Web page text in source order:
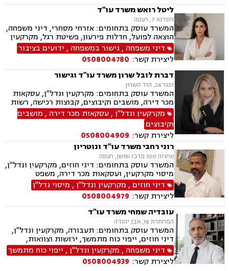
ליטל רואש משרד עו"ד
הסדנא 7, רעננה
המשרד עוסק בתחומים: אזרחי מסחרי, דיני משפחה,
הוצאה לפועל, חדלות פירעון, פשיטת רגל, מקרקעין
ונדל"ן, ייפוי כוח מתמשך, צבא ומשרד הביטחון,
ביטוח לאומי.
דיני משפחה ,גישור במשפחה , ידועים בציבור
ליצירת קשר: 0508004780
דברת לובל שרון משרד עו"ד וגישור
הנגר 24, הוד השרון
המשרד עוסק בתחומים: מקרקעין ונדל"ן, עסקאות
מכר דירה, מושבים וקיבוצים, קבוצות רכישה, רשות
מקרקעי ישראל, בתים משותפים, מיסוי נדלן, ייפוי
כוח מתמשך, ירושות וצוואות, גישור, הסכמי ממון,
העברה בין דורית.
מקרקעין ונדל"ן,עסקאות מכר דירה , מושבים
וקיבוצים
ליצירת קשר: 0508004909
רוני רחבי משרד עו"ד ונוטריון
אחוזה 100 מרכז שושן, רעננה
המשרד עוסק בתחומים: דיני חוזים, מקרקעין ונדל"ן,
מיסוי מקרקעין, ועסקאות מכר דירה, משפט
אזרחי-מסחרי, ייפוי כוח מתמשך, ירושות וצוואות,
דיני עבודה, דיני משפחה, הסכמי ממון, נזקי גוף
ותאונות, נוטריון.
דיני חוזים , מקרקעין ונדל"ן, מיסוי נדל"ן
ליצירת קשר: 0508004979
עובדיה שמחי משרד עו"ד
המחתרת 18, אבן יהודה
המשרד עוסק בתחומים: תעבורה, מקרקעין ונדל"ן,
דיני חוזים, ייפוי כוח מתמשך, ירושות וצוואות,
הסכמי ממון, אלימות במשפחה, מחיקת רישום פלילי
דיני משפחה , מקרקעין ונדל"ן, ייפוי כוח מתמשך
ליצירת קשר: 0508004939